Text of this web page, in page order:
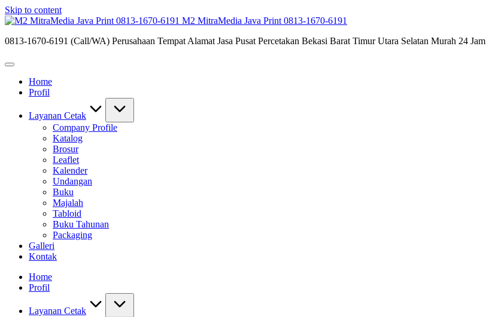
Skip to content
M2 MitraMedia Java Print 0813-1670-6191
0813-1670-6191 (Call/WA) Perusahaan Tempat Alamat Jasa Pusat Percetakan Bekasi Barat Timur Utara Selatan Murah 24 Jam
Home
Profil
Layanan Cetak
Company Profile
Katalog
Brosur
Leaflet
Kalender
Undangan
Buku
Majalah
Tabloid
Buku Tahunan
Packaging
Galleri
Kontak
Home
Profil
Layanan Cetak